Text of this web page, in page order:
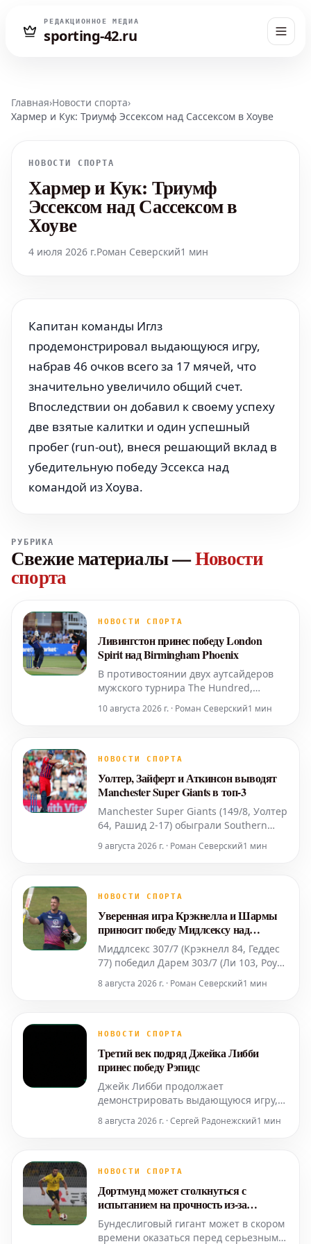
РЕДАКЦИОННОЕ МЕДИА
sporting-42.ru
Главная›Новости спорта›
Хармер и Кук: Триумф Эссексом над Сассексом в Хоуве
НОВОСТИ СПОРТА
Хармер и Кук: Триумф
Эссексом над Сассексом в
Хоуве
4 июля 2026 г.Роман Северский1 мин
Капитан команды Иглз
продемонстрировал выдающуюся игру,
набрав 46 очков всего за 17 мячей, что
значительно увеличило общий счет.
Впоследствии он добавил к своему успеху
две взятые калитки и один успешный
пробег (run-out), внеся решающий вклад в
убедительную победу Эссекса над
командой из Хоува.
РУБРИКА
Свежие материалы—Новости
спорта
НОВОСТИ СПОРТА
Ливингстон принес победу London
Spirit над Birmingham Phoenix
В противостоянии двух аутсайдеров
мужского турнира The Hundred,
Phoenix, одержавшие всего по одной
калитками, оставив Birmingham
поражением в семи матчах.
10 августа 2026 г. · Роман Северский1 мин
НОВОСТИ СПОРТА
Уолтер, Зайферт и Аткинсон выводят
Manchester Super Giants в топ-3
Manchester Super Giants (149/8, Уолтер
64, Рашид 2-17) обыграли Southern
с разницей в 10 ранов. Manchester
попадание в плей-офф, сохранив свои
турнире в р
9 августа 2026 г. · Роман Северский1 мин
НОВОСТИ СПОРТА
Уверенная игра Крэкнелла и Шармы
приносит победу Мидлсексу над
Даремом, несмотря на травму Гэя
Миддлсекс 307/7 (Крэкнелл 84, Геддес
77) победил Дарем 303/7 (Ли 103, Роудс
калитки. Решающие вклады от Джо
Даремом с разницей в три калитки в
Day Cup. Д
8 августа 2026 г. · Роман Северский1 мин
НОВОСТИ СПОРТА
Третий век подряд Джейка Либби
принес победу Рэпидс
Джейк Либби продолжает
демонстрировать выдающуюся игру,
блестящая серия стала ключевым
очков при 69 мячах, уверенно ведя
против которой выступал Либби, смогл
8 августа 2026 г. · Сергей Радонежский1 мин
НОВОСТИ СПОРТА
Дортмунд может столкнуться с
испытанием на прочность из-за
выгодного предложения по Нмеча
Бундеслиговый гигант может в скором
времени оказаться перед серьезным